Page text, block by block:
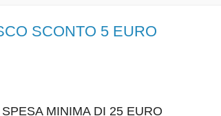
SCONTO 5 EURO
MINIMA DI 25 EURO